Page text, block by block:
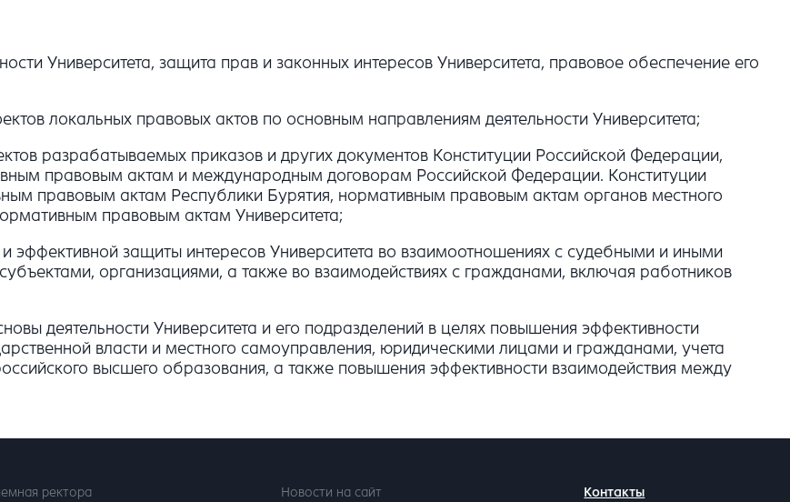
Университета, защита прав и законных интересов Университета, правовое обеспечение его
локальных правовых актов по основным направлениям деятельности Университета;
разрабатываемых приказов и других документов Конституции Российской Федерации,
правовым актам и международным договорам Российской Федерации. Конституции
правовым актам Республики Бурятия, нормативным правовым актам органов местного
правовым актам Университета;
и эффективной защиты интересов Университета во взаимоотношениях с судебными и иными
организациями, а также во взаимодействиях с гражданами, включая работников
деятельности Университета и его подразделений в целях повышения эффективности
власти и местного самоуправления, юридическими лицами и гражданами, учета
высшего образования, а также повышения эффективности взаимодействия между
ректора Новости на сайт
Контакты